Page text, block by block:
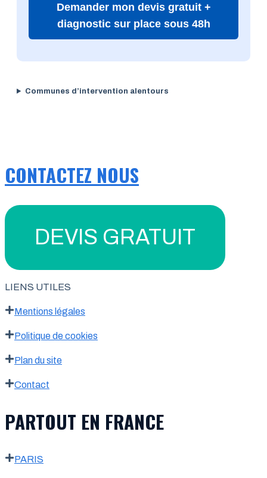
Demander mon devis gratuit +
diagnostic sur place sous 48h
Communes d’intervention alentours
CONTACTEZ NOUS
DEVIS GRATUIT
LIENS UTILES
Mentions légales
Politique de cookies
Plan du site
Contact
PARTOUT EN FRANCE
PARIS